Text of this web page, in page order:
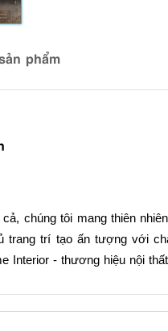
phẩm
chúng tôi mang thiên
trang trí tạo ấn tượng với
Interior - thương hiệu nội